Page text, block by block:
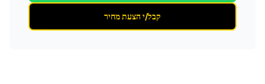
קבל/י הצעת מחיר